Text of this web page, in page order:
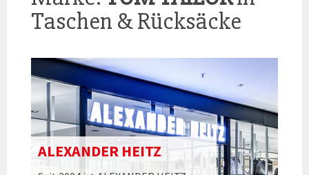
Taschen & Rücksäcke
ALEXANDER HEITZ